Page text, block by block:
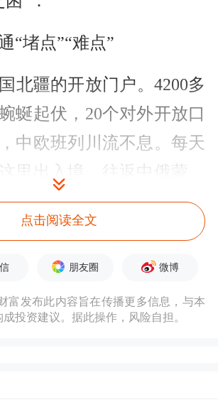
“堵点”“难点”
北疆的开放门户。4200多
蜒起伏，20个对外开放口
中欧班列川流不息。每天
里出入境，往返中俄蒙，
，陆路口岸货运量常年领
蒙古面临对外开放‘大通
的困境。”内蒙古自治区商
；过境资源丰富，但本地
点击阅读全文
朋友圈 微博
富发布此内容旨在传播更多信息，与本
投资建议。据此操作，风险自担。